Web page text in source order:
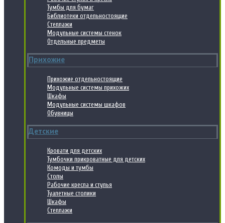
Тумбы для бумаг
Библиотеки отдельностоящие
Стеллажи
Модульные системы стенок
Отдельные предметы
Прихожие
Прихожие отдельностоящие
Модульные системы прихожих
Шкафы
Модульные системы шкафов
Обувницы
Детские
Кровати для детских
Тумбочки прикроватные для детских
Комоды и тумбы
Столы
Рабочие кресла и стулья
Туалетные столики
Шкафы
Стеллажи